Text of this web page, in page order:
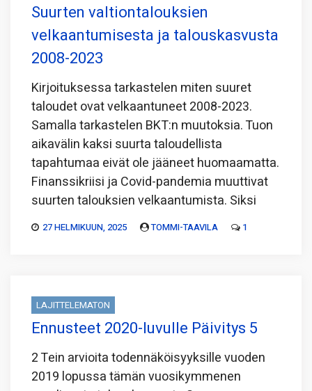
Suurten valtiontalouksien
velkaantumisesta ja talouskasvusta
2008-2023
Kirjoituksessa tarkastelen miten suuret
taloudet ovat velkaantuneet 2008-2023.
Samalla tarkastelen BKT:n muutoksia. Tuon
aikavälin kaksi suurta taloudellista
tapahtumaa eivät ole jääneet huomaamatta.
Finanssikriisi ja Covid-pandemia muuttivat
suurten talouksien velkaantumista. Siksi
27 HELMIKUUN, 2025 TOMMI-TAAVILA 1
LAJITTELEMATON
Ennusteet 2020-luvulle Päivitys 5
2 Tein arvioita todennäköisyyksille vuoden
2019 lopussa tämän vuosikymmenen